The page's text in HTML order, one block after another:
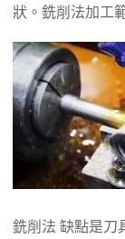
狀。銑削法加工
銑削法 缺點是刀